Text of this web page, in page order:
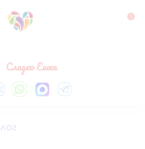
8 927 083 33 05 0
Сладко Ешка